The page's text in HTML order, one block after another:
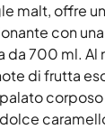
malt, offre
con
da 700 ml. Al
di frutta